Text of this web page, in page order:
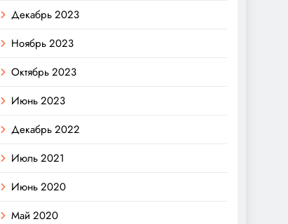
Декабрь 2023
Ноябрь 2023
Октябрь 2023
Июнь 2023
Декабрь 2022
Июль 2021
Июнь 2020
Май 2020